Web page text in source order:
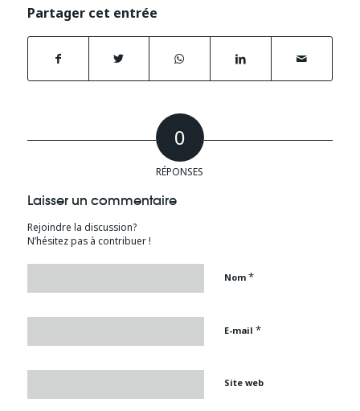
Partager cet entrée
0
RÉPONSES
Laisser un commentaire
Rejoindre la discussion?
N’hésitez pas à contribuer !
Nom *
E-mail *
Site web